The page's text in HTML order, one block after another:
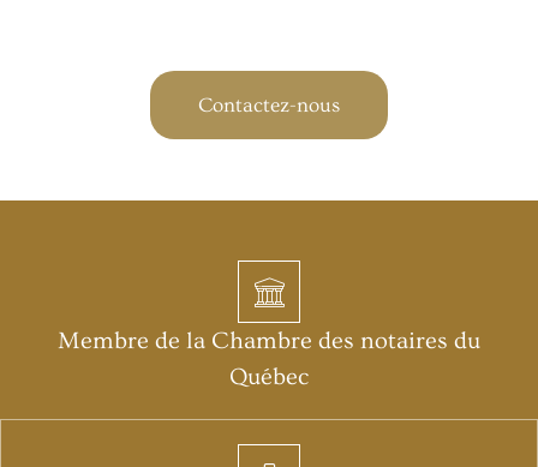
Contactez-nous
Membre de la Chambre des notaires du
Québec